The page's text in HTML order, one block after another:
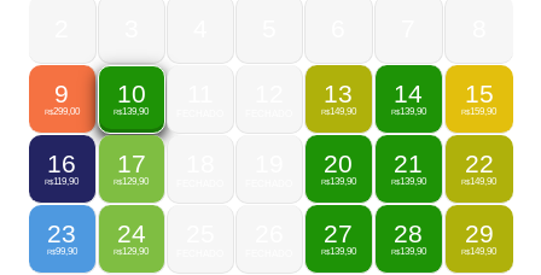
9
R$299,00
10
R$139,90
13
R$149,90
14
R$139,90
15
R$159,90
16
R$119,90
17
R$129,90
20
R$139,90
21
R$139,90
22
R$149,90
23
R$99,90
24
R$129,90
27
R$139,90
28
R$139,90
29
R$149,90